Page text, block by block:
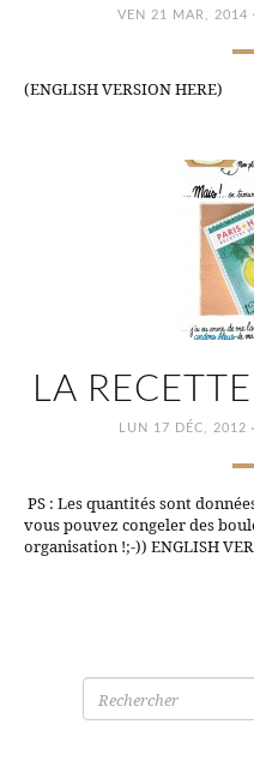
VEN 21 MAR, 2014 ·
(ENGLISH VERSION HERE)
LA
LUN 17 DÉC, 2012 ·
PS : Les quantités sont
vous pouvez congeler des
organisation !;-)) ENGLISH
Recherche
pour: